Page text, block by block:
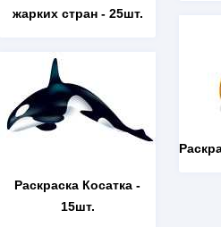
жарких стран- 25шт.
Раскраска Косатка -
15шт.